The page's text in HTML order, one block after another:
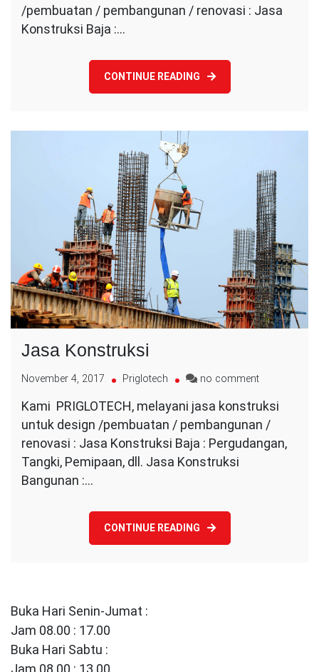
/pembuatan / pembangunan / renovasi : Jasa
Konstruksi Baja :…
CONTINUE READING
Jasa Konstruksi
November 4, 2017 Priglotech no commenton
Konstruksi
Kami PRIGLOTECH, melayani jasa konstruksi
untuk design /pembuatan / pembangunan /
renovasi : Jasa Konstruksi Baja : Pergudangan,
Tangki, Pemipaan, dll. Jasa Konstruksi
Bangunan :…
CONTINUE READING
Buka Hari Senin-Jumat :
Jam 08.00 : 17.00
Buka Hari Sabtu :